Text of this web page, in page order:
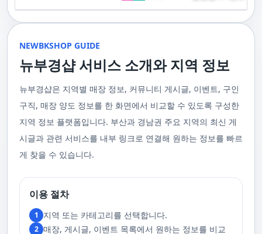
기 위해 부경샵은 계속해서 훌륭한 관리사들을 모집하고 있답니다. 부산 출
장을 원하실 때는 언제든지 후불제로 예약하실 수 있어요, 이점 참고해주세
요. 사전에 예약하시면 더욱 쾌적한 부산 러시아 홈케어 서비스를 경험하실
대한 많은 관심 덕분에, 부경샵은 필요한 요구 사항들을 간단하게 필수적인
것들로 정리했어요. 이 가이드라인을 따라주시면, 서비스 이용 중에 문제가
생기지 않을 거예요. 첫째로, 너무 많은 알코올을 섭취해 만취 상태일 경우에
게 좋아요.서비스 당일에는 부경샵과의 원활한 의사소통이 중요해요, 그래
서 공중전화나 발신 제한으로는 연락이 어려워요. 또한, 자주 예약을 취소하
거나 예약 없이 나타나지 않는 경우, 앞으로 예약하기가 어려워질 수 있으니
가격으로 경험해 보세요.터치 -> 부경샵 홈페이지 터치 -> 더욱 새로워진 뉴
부경샵 홈페이지 터치 -> 부경샵앱 다운로드 - Google Play
원 코스에 대한 궁금증이 있으시다면, 전화를 통한 상담을 추천드립니다.
부산 일본인 홈케어는 대면 서비스의 특성상, 직접 통화를 통한 문의와 예약
시면, 부경샵은 그에 최적화된 서비스를 제공하기 위해 최선을 다할 것입니
다. 언제든지 필요하실 때, 편리한 상담과 지원이 준비되어 있으니 주저하지
마시고 연락 주세요. 부산 일본인 홈케어 이용 방법에 대해서는, 서비스의
핵심은 바로 고객님의 현재 위치에서 직접 찾아가는 것입니다. 이 방식을 통
등, 자신만의 공간에서 편안한 맞춤형 마사지를 받으실 수 있습니다. 최근
한 마사지 서비스를 제공하기 위해 노력하고 있습니다. 부경샵의 주된 목적
은 고객님들이 긴장을 해소하고 새로운 활력을 얻을 수 있는 피난처를 마련
하는 것입니다. 또한, 부경샵 한국과 태국, 일본에서 온 관리사 중 선택이 가
능하며, 다른 곳에서 찾아볼 수 없는 독특한 기술과 마음가짐을 가진 관리사
를 자랑합니다. 이러한 품질은 비교할 수 없는 수준입니다. 서비스의 질을
더욱 높이기 위해, 부경샵은 지속적으로 우수한 일본인 관리사를 모집 중입
서비스를 경험하실 수 있습니다. 마지막으로 부산 일본인 홈케어 서비스를
이용하시기 전에, 아래 주의사항을 상세히 확인하시고 예약을 진행해 주시
기 바랍니다. 부경샵 서비스에 대한 높은 수요를 감안하여, 이용 요건을 간
소화하여 필수적인 사항으로 명시했습니다. 이 가이드라인을 따르시면, 서
비스 이용 중 문제가 발생하지 않을 것입니다. 특히, 과도한 알코올 섭취로
인해 만취 상태에서는 서비스 이용에 제한을 두고 있음을 명확히 합니다. 이
정기적으로 받는 마사지입니다.2. 타이 마사지 타이 마사지는 동양의 전통
적인 마사지 방법으로, 신체의 스트레칭과 압력 포인트를 조합하여 신체의
균형을 맞추는 데 중점을 둡니다. 이 마사지는 유연성을 증진시키고 근육의
사지는 신체의 긴장을 풀어주고, 스트레스를 감소시키며, 전반적인 신체 기
서 유래한 마사지 방법으로, 의자에 앉은 상태에서 받을 수 있어 사무실이나
집에서도 쉽게 즐길 수 있습니다. 이 마사지는 특히 허리와 어깨의 피로를 해
소하는 데 효과적이며, 신체의 전반적인 이완을 도와 스트레스 감소에 도움
을 줍니다. 샤이츠 마사지는 짧은 시간에 효과적인 이완을 제공하여, 바쁜 일
상 속에서 짧은 휴식을 필요로 하는 현대인에게 적합합니다.4. 발 마사지 발
마사지는 발과 발목을 중심으로 이루어지는 마사지로, 신체의 균형을 유지
하고 전반적인 피로를 풀어주는 데 중점을 둡니다. 이 마사지는 발의 압력점
을 개선합니다. 발 마사지는 특히 장시간 서 있거나 걷는 일이 많은 사람들에
게 추천되며, 발의 피로 뿐만 아니라 전체적인 신체의 건강과 웰빙에도 긍정
적인 영향을 줍니다.부경샵 앱을 통해 부산 남포동 지역의 고객들은 이러한
춤형 서비스를 즐길 수 있습니다.출장마사지는 부경샵 ↓↓↓ 클릭
https://bkshop.kr/더욱 새로워진 출장마사지 뉴부경샵↓↓↓ 클릭
https://newbkshop.com/출장마사지 부경샵앱 다운로드↓↓↓ 클릭
https://play.google.com/store/apps/details?
울 수 있는 이런 부경샵에서 예약하시는 것을 추천드립니다.때론, 그냥 누워
부산꿀통 디시에서 제공하는 서비스는 여러분에게 새로운 힐링의 기회를 제
사지는 여러분의 체질 개선, 스트레스 해소, 마음의 안정 등 다양한 효능을
가져다줍니다. 이와 같이 부산꿀통 디시의 마사지는 여러분의 건강을 지키
간을 가질 수 있게 해줍니다. 그리고 이런 부산꿀통 디시의 서비스를 편리하
게 예약하고 이용할 수 있게 도와주는 '부경샵' 어플은 부산과 경남 지역에서
최고의 마사지 어플로 추천받고 있습니다. 복잡한 예약 과정 없이, 부담 없이
부산꿀통 디시의 서비스를 이용하려는 분들께 부경샵 어플을 강력히 추천드
립니다.여러분의 건강과 힐링을 위해, 부산꿀통 디시와 부경샵이 함께하며,
모든 고민과 걱정 속에서 여러분을 위로하고 도와드리겠습니다. 부산꿀통
부산꿀통 디시의 건강한 마사지와 쾌적한 분위기 속에서 행복과 건강을 찾
주급
NEWBKSHOP GUIDE
뉴부경샵 서비스 소개와 지역 정보
뉴부경샵은 지역별 매장 정보, 커뮤니티 게시글, 이벤트, 구인
구직, 매장 양도 정보를 한 화면에서 비교할 수 있도록 구성한
지역 정보 플랫폼입니다. 부산과 경남권 주요 지역의 최신 게
시글과 관련 서비스를 내부 링크로 연결해 원하는 정보를 빠르
게 찾을 수 있습니다.
이용 절차
1 지역 또는 카테고리를 선택합니다.
2 매장, 게시글, 이벤트 목록에서 원하는 정보를 비교